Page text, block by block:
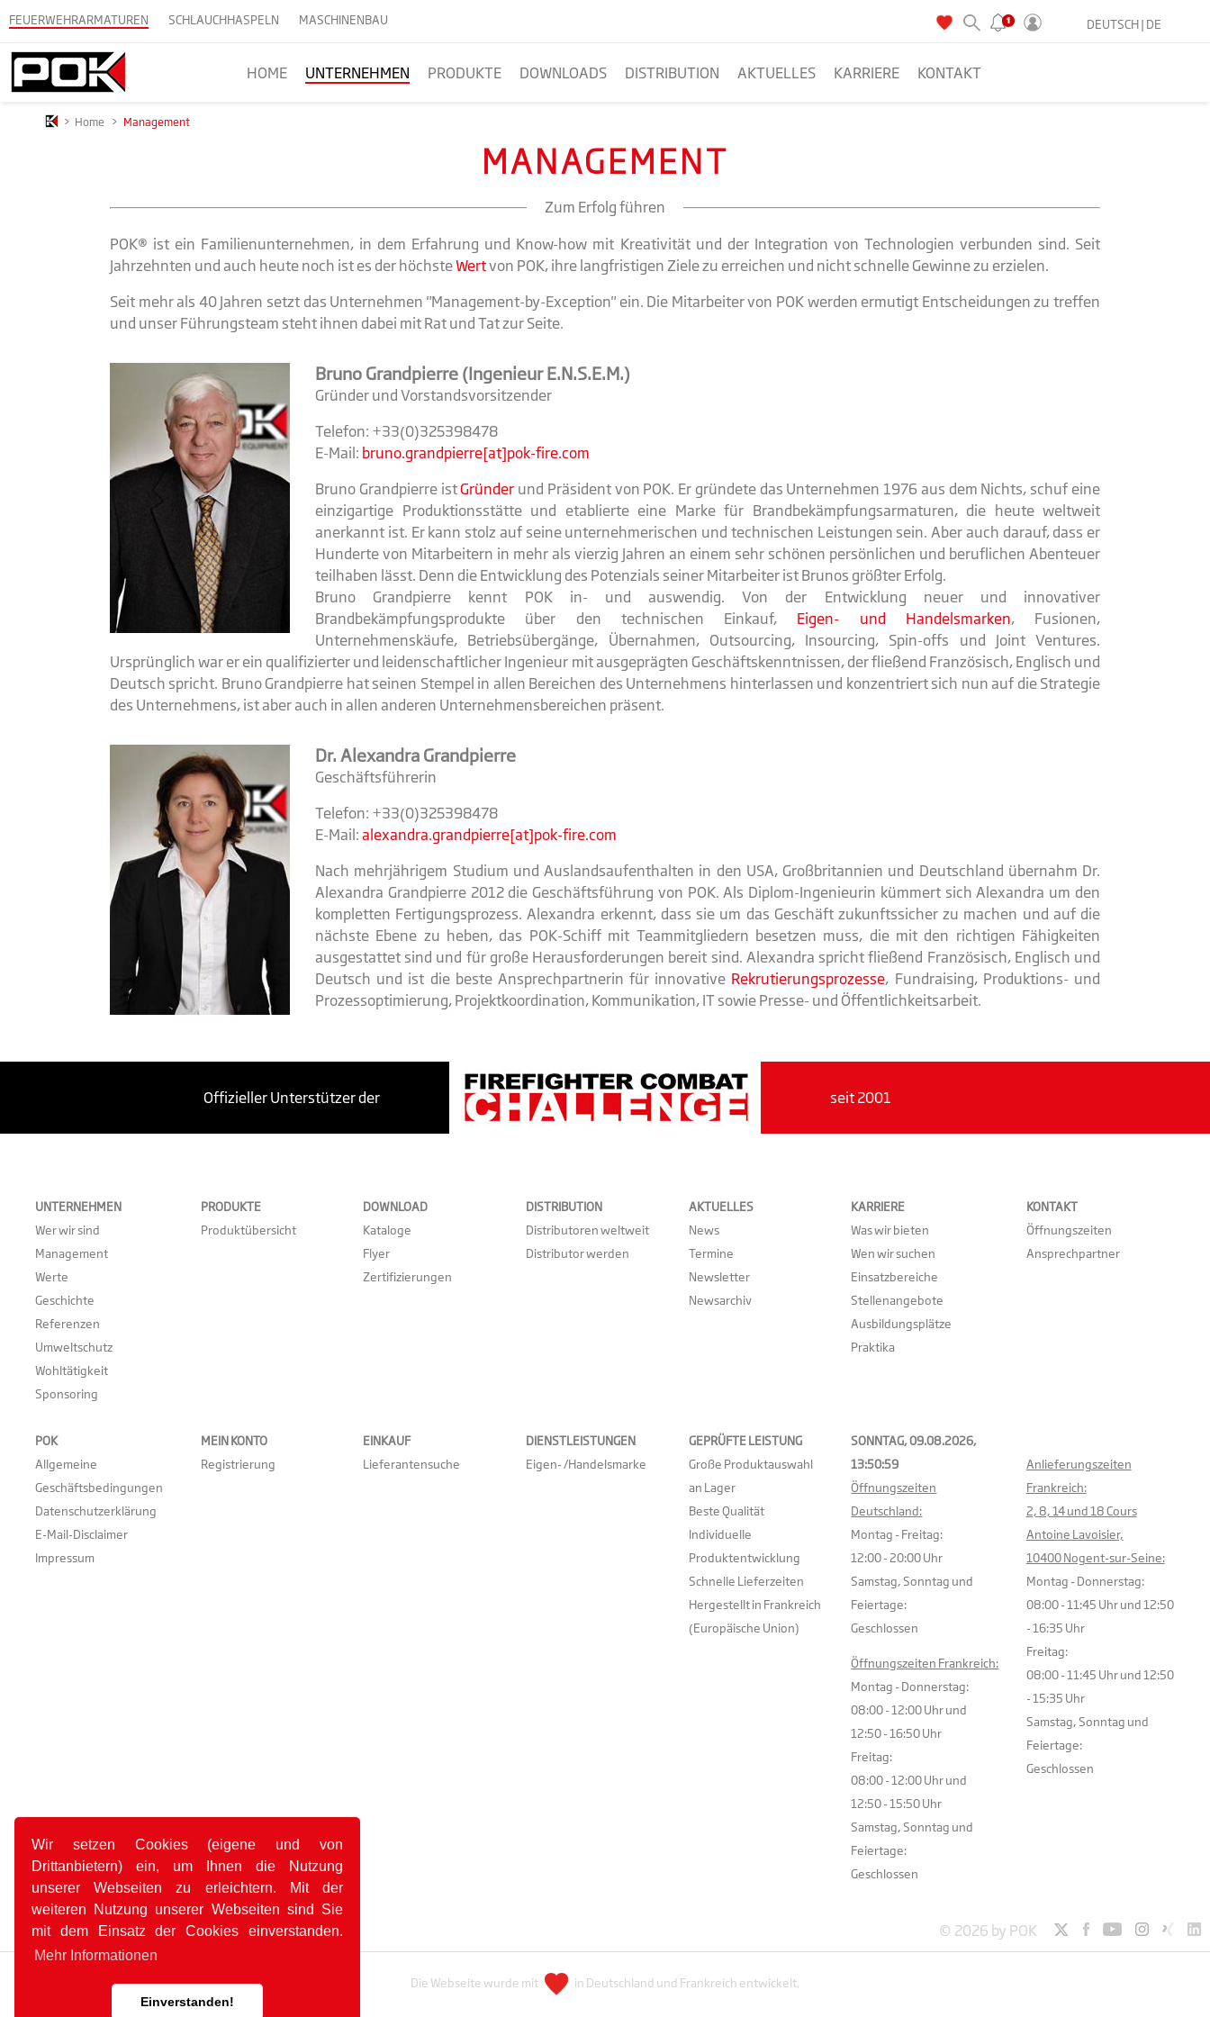
Wir setzen Cookies (eigene und von
Drittanbietern) ein, um Ihnen die Nutzung
unserer Webseiten zu erleichtern. Mit der
weiteren Nutzung unserer Webseiten sind Sie
mit dem Einsatz der Cookies einverstanden.
Mehr Informationen
Einverstanden!
FEUERWEHRARMATUREN SCHLAUCHHASPELN MASCHINENBAU
HOME UNTERNEHMEN PRODUKTE DOWNLOADS DISTRIBUTION AKTUELLES KARRIERE KONTAKT
DEUTSCH | DE
> Home > Management
MANAGEMENT
Zum Erfolg führen
POK® ist ein Familienunternehmen, in dem Erfahrung und Know-how mit Kreativität und der Integration von Technologien verbunden sind. Seit
Jahrzehnten und auch heute noch ist es der höchsteWertvon POK, ihre langfristigen Ziele zu erreichen und nicht schnelle Gewinne zu erzielen.
Seit mehr als 40 Jahren setzt das Unternehmen "Management-by-Exception" ein. Die Mitarbeiter von POK werden ermutigt Entscheidungen zu treffen
und unser Führungsteam steht ihnen dabei mit Rat und Tat zur Seite.
Bruno Grandpierre (Ingenieur E.N.S.E.M.)
Gründer und Vorstandsvorsitzender
Telefon: +33(0)325398478
E-Mail: bruno.grandpierre[at]pok-fire.com
Bruno Grandpierre istGründer und Präsident von POK. Er gründete das Unternehmen 1976 aus dem Nichts, schuf eine
einzigartige Produktionsstätte und etablierte eine Marke für Brandbekämpfungsarmaturen, die heute weltweit
anerkannt ist. Er kann stolz auf seine unternehmerischen und technischen Leistungen sein. Aber auch darauf, dass er
Hunderte von Mitarbeitern in mehr als vierzig Jahren an einem sehr schönen persönlichen und beruflichen Abenteuer
teilhaben lässt. Denn die Entwicklung des Potenzials seiner Mitarbeiter ist Brunos größter Erfolg.
Bruno Grandpierre kennt POK in- und auswendig. Von der Entwicklung neuer und innovativer
Brandbekämpfungsprodukte über den technischen Einkauf, Eigen- und Handelsmarken, Fusionen,
Unternehmenskäufe, Betriebsübergänge, Übernahmen, Outsourcing, Insourcing, Spin-offs und Joint Ventures.
Ursprünglich war er ein qualifizierter und leidenschaftlicher Ingenieur mit ausgeprägten Geschäftskenntnissen, der fließend Französisch, Englisch und
Deutsch spricht. Bruno Grandpierre hat seinen Stempel in allen Bereichen des Unternehmens hinterlassen und konzentriert sich nun auf die Strategie
des Unternehmens, ist aber auch in allen anderen Unternehmensbereichen präsent.
Dr. Alexandra Grandpierre
Geschäftsführerin
Telefon: +33(0)325398478
E-Mail: alexandra.grandpierre[at]pok-fire.com
Nach mehrjährigem Studium und Auslandsaufenthalten in den USA, Großbritannien und Deutschland übernahm Dr.
Alexandra Grandpierre 2012 die Geschäftsführung von POK. Als Diplom-Ingenieurin kümmert sich Alexandra um den
kompletten Fertigungsprozess. Alexandra erkennt, dass sie um das Geschäft zukunftssicher zu machen und auf die
nächste Ebene zu heben, das POK-Schiff mit Teammitgliedern besetzen muss, die mit den richtigen Fähigkeiten
ausgestattet sind und für große Herausforderungen bereit sind. Alexandra spricht fließend Französisch, Englisch und
Deutsch und ist die beste Ansprechpartnerin für innovative Rekrutierungsprozesse, Fundraising, Produktions- und
Prozessoptimierung, Projektkoordination, Kommunikation, IT sowie Presse- und Öffentlichkeitsarbeit.
Offizieller Unterstützer der seit 2001
UNTERNEHMEN
Wer wir sind
Management
Werte
Geschichte
Referenzen
Umweltschutz
Wohltätigkeit
Sponsoring
PRODUKTE
Produktübersicht
DOWNLOAD
Kataloge
Flyer
Zertifizierungen
DISTRIBUTION
Distributoren weltweit
Distributor werden
AKTUELLES
News
Termine
Newsletter
Newsarchiv
KARRIERE
Was wir bieten
Wen wir suchen
Einsatzbereiche
Stellenangebote
Ausbildungsplätze
Praktika
KONTAKT
Öffnungszeiten
Ansprechpartner
POK
Allgemeine
Geschäftsbedingungen
Datenschutzerklärung
E-Mail-Disclaimer
Impressum
MEIN KONTO
Registrierung
EINKAUF
Lieferantensuche
DIENSTLEISTUNGEN
Eigen- /Handelsmarke
GEPRÜFTE LEISTUNG
Große Produktauswahl
an Lager
Beste Qualität
Individuelle
Produktentwicklung
Schnelle Lieferzeiten
Hergestellt in Frankreich
(Europäische Union)
SONNTAG, 09.08.2026,
13:50:59
Öffnungszeiten
Deutschland:
Montag - Freitag:
12:00 - 20:00 Uhr
Samstag, Sonntag und
Feiertage:
Geschlossen
Öffnungszeiten Frankreich:
Montag - Donnerstag:
08:00 - 12:00 Uhr und
12:50 - 16:50 Uhr
Freitag:
08:00 - 12:00 Uhr und
12:50 - 15:50 Uhr
Samstag, Sonntag und
Feiertage:
Geschlossen
Anlieferungszeiten
Frankreich:
2, 8, 14 und 18 Cours
Antoine Lavoisier,
10400 Nogent-sur-Seine:
Montag - Donnerstag:
08:00 - 11:45 Uhr und 12:50
- 16:35 Uhr
Freitag:
08:00 - 11:45 Uhr und 12:50
- 15:35 Uhr
Samstag, Sonntag und
Feiertage:
Geschlossen
© 2026 by POK
Die Webseite wurde mit in Deutschland und Frankreich entwickelt.